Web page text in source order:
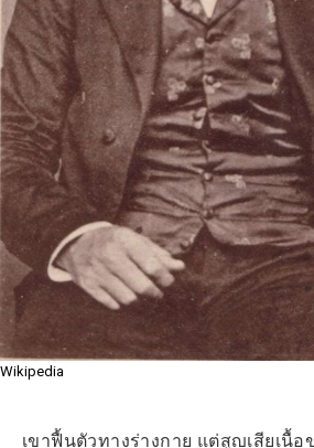
Wikipedia
เขาฟื้นตัวทางร่างกาย แต่สูญเสียเนื้อ